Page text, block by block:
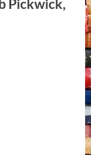
Pickwick,